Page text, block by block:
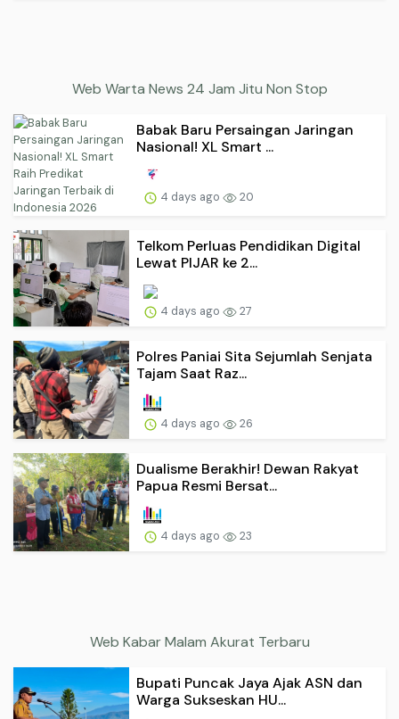
Web Warta News 24 Jam Jitu Non Stop
Babak Baru Persaingan Jaringan
Nasional! XL Smart ...
4 days ago 20
Telkom Perluas Pendidikan Digital
Lewat PIJAR ke 2...
4 days ago 27
Polres Paniai Sita Sejumlah Senjata
Tajam Saat Raz...
4 days ago 26
Dualisme Berakhir! Dewan Rakyat
Papua Resmi Bersat...
4 days ago 23
Web Kabar Malam Akurat Terbaru
Bupati Puncak Jaya Ajak ASN dan
Warga Sukseskan HU...